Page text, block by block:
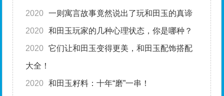
2020 一则寓言故事竟然说出了玩和田玉的真谛
2020 和田玉玩家的几种心理状态，你是哪种？
2020 它们让和田玉变得更美，和田玉配饰搭配
大全！
2020 和田玉籽料：十年“磨”一串！